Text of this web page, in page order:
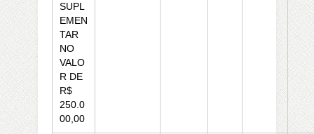
SUPL
EMEN
TAR
NO
VALO
R DE
R$
250.0
00,00